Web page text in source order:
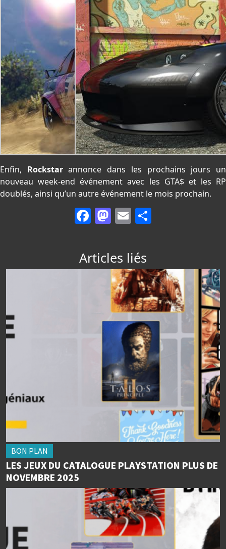
Enfin, Rockstarannonce dans les prochains jours un
nouveau week-end événement avec les GTA$ et les RP
doublés, ainsi qu’un autre événement le mois prochain.
Facebook
Mastodon
Email
Articles liés
BON PLAN
LES JEUX DU CATALOGUE PLAYSTATION PLUS DE
NOVEMBRE 2025